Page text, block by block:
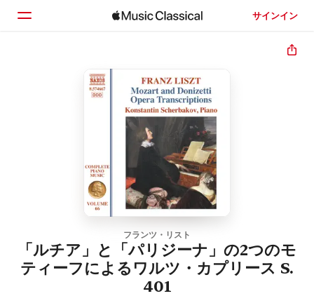
サインイン
フランツ・リスト
「ルチア」と「パリジーナ」の2つのモ
ティーフによるワルツ・カプリース S.
401